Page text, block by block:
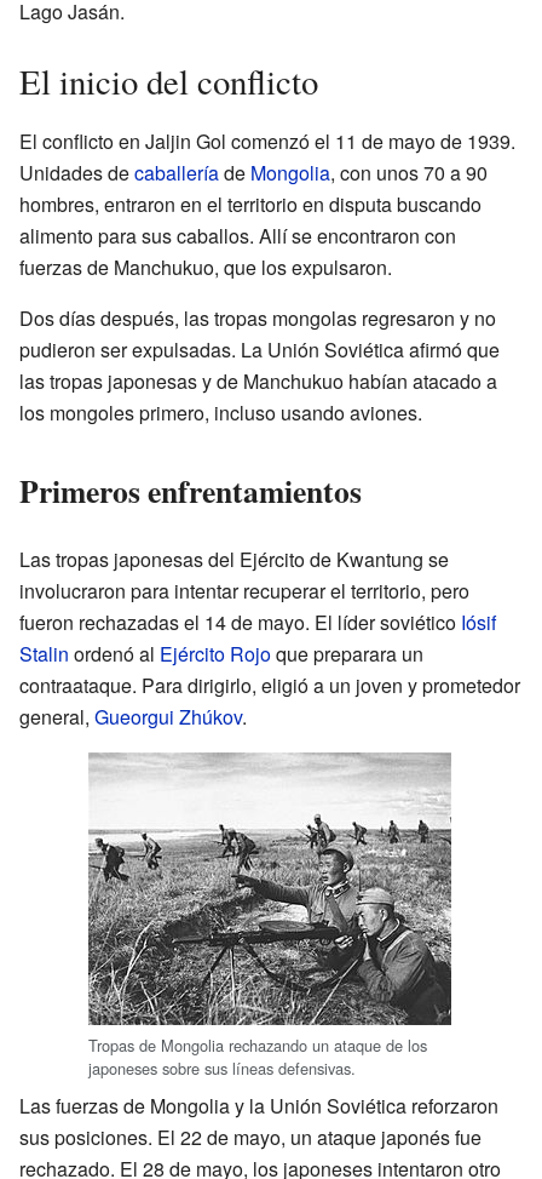
Lago Jasán.
El inicio del conflicto
El conflicto en Jaljin Gol comenzó el 11 de mayo de 1939.
Unidades decaballeríade Mongolia, con unos 70 a 90
hombres, entraron en el territorio en disputa buscando
alimento para sus caballos. Allí se encontraron con
fuerzas de Manchukuo, que los expulsaron.
Dos días después, las tropas mongolas regresaron y no
pudieron ser expulsadas. La Unión Soviética afirmó que
las tropas japonesas y de Manchukuo habían atacado a
los mongoles primero, incluso usando aviones.
Primeros enfrentamientos
Las tropas japonesas del Ejército de Kwantung se
involucraron para intentar recuperar el territorio, pero
fueron rechazadas el 14 de mayo. El líder soviético Iósif
Stalin ordenó al Ejército Rojoque preparara un
contraataque. Para dirigirlo, eligió a un joven y prometedor
general, Gueorgui Zhúkov.
Tropas de Mongolia rechazando un ataque de los
japoneses sobre sus líneas defensivas.
Las fuerzas de Mongolia y la Unión Soviética reforzaron
sus posiciones. El 22 de mayo, un ataque japonés fue
rechazado. El 28 de mayo, los japoneses intentaron otro